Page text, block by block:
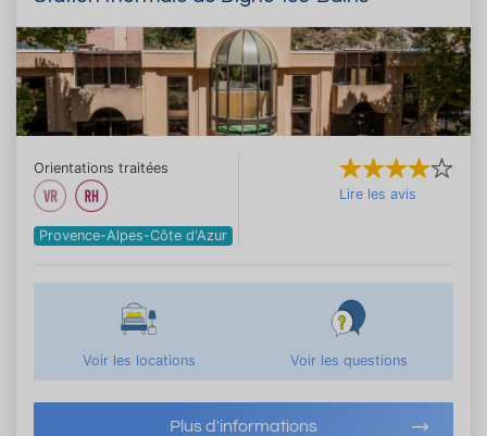
Orientations traitées
Provence-Alpes-Côte d'Azur
Lire les avis
Voir les locations Voir les questions
Plus d'informations